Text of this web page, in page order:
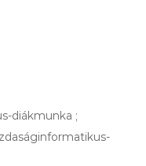
diákmunka ;